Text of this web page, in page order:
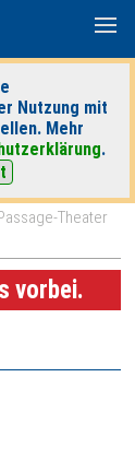
Nutzung mit
Mehr
.
Detaillierte Suche
Theater
vorbei.